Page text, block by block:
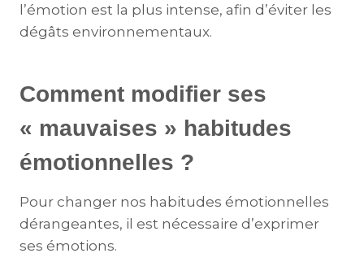
l’émotion est la plus intense, afin d’éviter les
dégâts environnementaux.
Comment modifier ses
« mauvaises » habitudes
émotionnelles ?
Pour changer nos habitudes émotionnelles
dérangeantes, il est nécessaire d’exprimer
ses émotions.